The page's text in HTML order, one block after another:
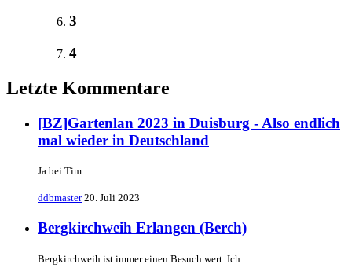
3
4
Letzte Kommentare
[BZ]Gartenlan 2023 in Duisburg - Also endlich
mal wieder in Deutschland
Ja bei Tim
ddbmaster 20. Juli 2023
Bergkirchweih Erlangen (Berch)
Bergkirchweih ist immer einen Besuch wert. Ich…